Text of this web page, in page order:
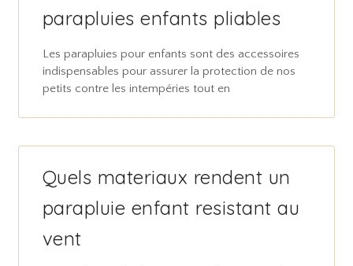
parapluies enfants pliables
Les parapluies pour enfants sont des accessoires
indispensables pour assurer la protection de nos
petits contre les intempéries tout en
Quels materiaux rendent un
parapluie enfant resistant au
vent